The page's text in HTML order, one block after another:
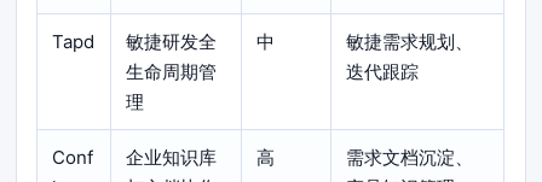
Tapd
敏捷研发全
生命周期管
理
中
敏捷需求规划、
迭代跟踪
Conf
企业知识库
高
需求文档沉淀、